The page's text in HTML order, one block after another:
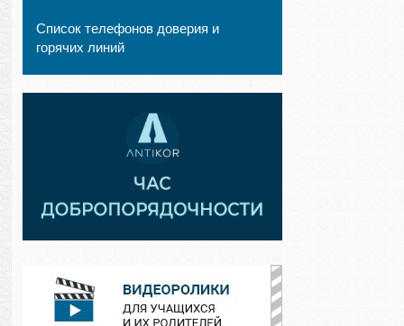
Список телефонов доверия и
горячих линий